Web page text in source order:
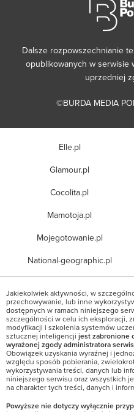
Dalsze rozpowszechnianie
opublikowanych w serwisie
uprzedniej
©BURDA MEDIA
Elle.pl
Glamour.pl
Cocolita.pl
Mamotoja.pl
Mojegotowanie.pl
National-geographic.pl
Jakiekolwiek aktywności, w
przechowywanie, lub inne
dostępnych w ramach niniejszego
szczególności w celu ich eksploracji,
modyfikacji i szkolenia systemów
sztucznej inteligencji jest zabronione
wyrażonej zgody administratora
Obowiązek uzyskania wyraźnej i
względu sposób pobierania,
wykorzystywania treści, danych lub
niniejszego serwisu oraz wszystkich
na charakter tych treści, danych i
Powyższe nie dotyczy wyłącznie